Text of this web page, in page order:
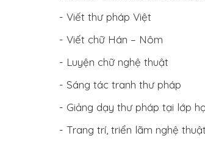
- Viết thư pháp Việt
- Viết chữ Hán – Nôm
- Luyện chữ nghệ thuật
- Sáng tác tranh thư pháp
- Giảng dạy thư pháp tại lớp
- Trang trí, triển lãm nghệ thuật